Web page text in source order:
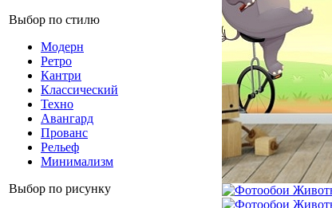
Выбор по стилю
Модерн
Ретро
Кантри
Классический
Техно
Авангард
Прованс
Рельеф
Минимализм
Выбор по рисунку